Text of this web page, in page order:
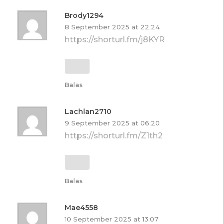
Brody1294
8 September 2025 at 22:24
https://shorturl.fm/j8KYR
Balas
Lachlan2710
9 September 2025 at 06:20
https://shorturl.fm/Z1th2
Balas
Mae4558
10 September 2025 at 13:07